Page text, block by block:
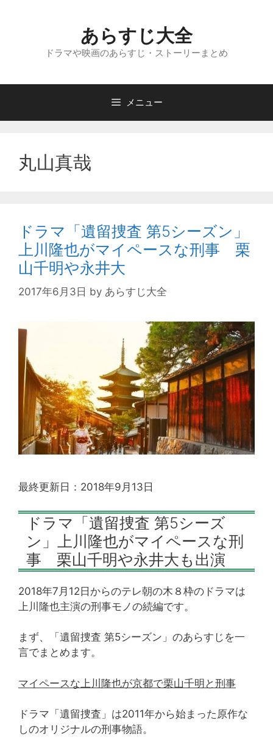
へ
あらすじ大全
ドラマや映画のあらすじ・ストーリーまとめ
メニュー
丸山真哉
ドラマ「遺留捜査 第5シーズン」
上川隆也がマイペースな刑事 栗
山千明や永井大
2017年6月3日 by あらすじ大全
最終更新日：2018年9月13日
ドラマ「遺留捜査 第5シーズ
ン」上川隆也がマイペースな刑
事 栗山千明や永井大も出演
2018年7月12日からのテレ朝の木８枠のドラマは
上川隆也主演の刑事モノの続編です。
まず、「遺留捜査 第5シーズン」のあらすじを一
言でまとめます。
マイペースな上川隆也が京都で栗山千明と刑事
ドラマ「遺留捜査」は2011年から始まった原作な
しのオリジナルの刑事物語。